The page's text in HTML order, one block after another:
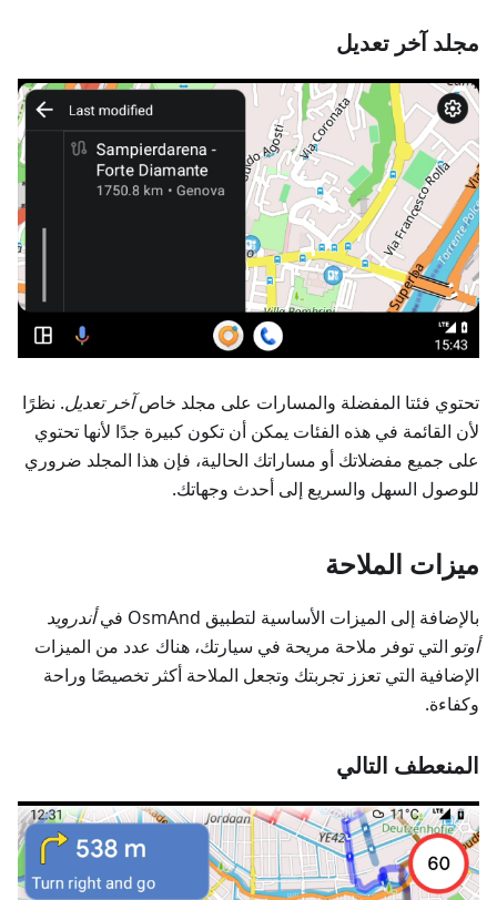
مجلد آخر تعديل
تحتوي فئتا المفضلة والمسارات على مجلد خاصآخر تعديل. نظرًا
لأن القائمة في هذه الفئات يمكن أن تكون كبيرة جدًا لأنها تحتوي
على جميع مفضلاتك أو مساراتك الحالية، فإن هذا المجلد ضروري
للوصول السهل والسريع إلى أحدث وجهاتك.
ميزات الملاحة
بالإضافة إلى الميزات الأساسية لتطبيق OsmAnd في
أندرويد
أوتو التي توفر ملاحة مريحة في سيارتك، هناك عدد من الميزات
الإضافية التي تعزز تجربتك وتجعل الملاحة أكثر تخصيصًا وراحة
وكفاءة.
المنعطف التالي